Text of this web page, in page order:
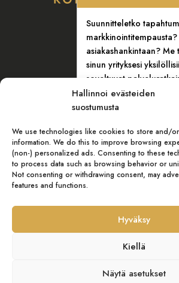
Hallinnoi evästeiden
suostumusta
We use technologies like cookies to store and/
information. We do this to improve browsing
(non-) personalized ads. Consenting to these
to process data such as browsing behavior or
Not consenting or withdrawing consent, may
features and functions.
Hyväksy
Kiellä
Näytä asetukset
Kansikatu 1B t1
33100 Tampere
YHTEYSTIEDOT
© Helena Riihitupa Oy.
Suunnitteletko
asiakashankintaan?
sinun yrityksesi
soveltuvat
+358 400 767
Nimi / Yritys(Pakollinen)
Sähköposti
(Pakollinen)